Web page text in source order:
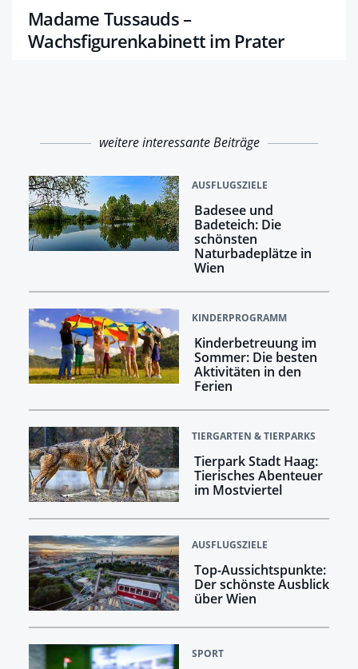
Madame Tussauds –
Wachsfigurenkabinett im Prater
weitere interessante Beiträge
AUSFLUGSZIELE
Badesee und
Badeteich: Die
schönsten
Naturbadeplätze in
Wien
KINDERPROGRAMM
Kinderbetreuung im
Sommer: Die besten
Aktivitäten in den
Ferien
TIERGARTEN & TIERPARKS
Tierpark Stadt Haag:
Tierisches Abenteuer
im Mostviertel
AUSFLUGSZIELE
Top-Aussichtspunkte:
Der schönste Ausblick
über Wien
SPORT